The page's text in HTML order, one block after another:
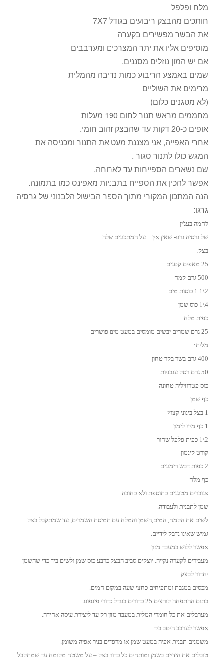
מלח ופלפל
חותכים מהבצק ריבועים בגודל 7X7
את הבשר מפשירים בקערה
מוסיפים אליו את יתר המצרכים ומערבבים
אם יש המון נוזלים מסננים.
שמים באמצע הריבוע כמות נדיבה מהמלית
מרימים את השוליים
(לא מטגנים כלום)
מחממים מראש תנור לחום 190 מעלות
אופים כ-20 דקות עד שהבצק זהוב חומי.
אחרי האפייה, אני מצננת מעט את התנור ומכניסה את
המגש כולו לתנור סגור .
שם נשארים הספייחות עד לארוחה.
אפשר להכין את הספייח בתבניות מאפינס כמו בתמונה.
הנה המתכון המקורי מתוך הספר הבישול הלבנוני של גרסיה
גרגו:
לחמה בעג'ין
של גרסיה גרגו- שאין אין…על המתכונים שלה.
בצק:
25 מאפים קטנים
500 גרם קמח
2\1 1 כוסות מים
4\1 כוס שמן
כפית מלח
25 גרם שמרים יבשים מומסים במעט מים פושרים
מלית:
400 גרם בשר בקר טחון
50 גרם רסק עגבניות
כוס פטרוזיליה טחונה
כף שמן
1 בצל בינוני קצוץ
1 כף מיץ לימון
2\1 כפית פלפל שחור
קורט קינמון
2 כפות דבש רימונים
כף מלח
צנוברים מטוגנים כתוספת ולא כחובה
שמן לתבנית ולעבודה.
לשים את הקמח, המים,השמן והמלח עם תמיסת השמרים, עד שמתקבל בצק
גמיש שאינו נדבק לידיים.
אפשר ללוש במעבד מזון.
מעבירים לקערה נקייה. יוצקים סביב הבצק כרבע כוס שמן ולשים ביד כדי שהשמן
יחדור לבצק.
מכסים במגבת ומתפיחים כחצי שעה במקום חמים.
בתום ההתפחה קורצים 25 כדורים בגודל כדורי פינפונג.
מערבלים את כל חומרי המלית במעבד מזון רק עד ליצירת עיסה אחידה.
אפשר לערבב היטב ביד.
משמנים תבנית אפיה במעט שמן או מרפדים בניר אפיה משומן.
טובלים את הידיים בשמן ומותחים כל כדור בצק – על משטח מקומח עד שמתקבל